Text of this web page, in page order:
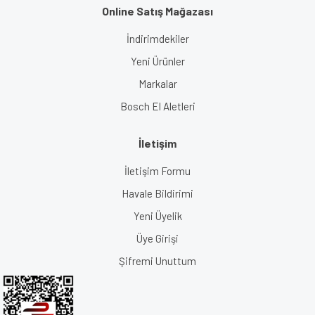
Online Satış Mağazası
İndirimdekiler
Yeni Ürünler
Markalar
Bosch El Aletleri
İletişim
İletişim Formu
Havale Bildirimi
Yeni Üyelik
Üye Girişi
Şifremi Unuttum